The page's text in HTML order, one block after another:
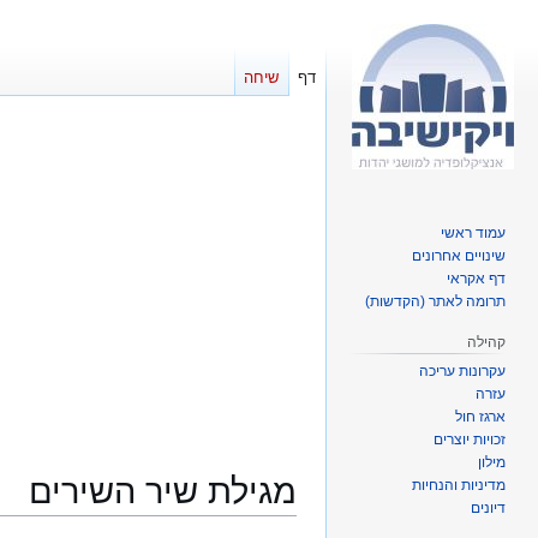
מגילת שיר השירים
דף שיחה
עמוד ראשי
שינויים אחרונים
דף אקראי
תרומה לאתר (הקדשות)
קהילה
עקרונות עריכה
עזרה
ארגז חול
זכויות יוצרים
מילון
מדיניות והנחיות
דיונים